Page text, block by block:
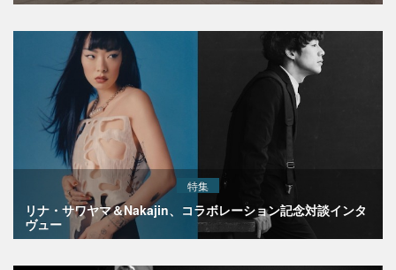
特集
リナ・サワヤマ＆Nakajin、コラボレーション記念対談インタ
ヴュー